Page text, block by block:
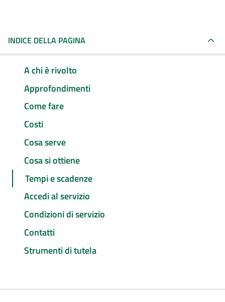
INDICE DELLA PAGINA
A chi è rivolto
Approfondimenti
Come fare
Costi
Cosa serve
Cosa si ottiene
Tempi e scadenze
Accedi al servizio
Condizioni di servizio
Contatti
Strumenti di tutela